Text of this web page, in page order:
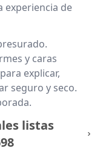
experiencia de
y caras
explicar,
seguro y seco.
listas